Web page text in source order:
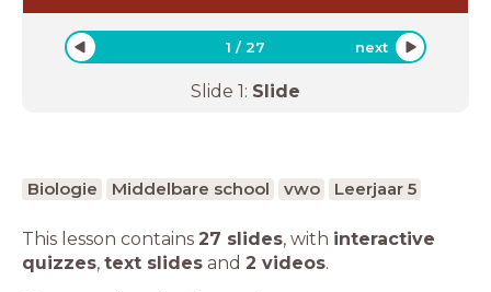
1 /27 next
Slide 1: Slide
Biologie Middelbare school vwo Leerjaar 5
This lesson contains 27 slides, with interactive
quizzes, text slides and 2 videos.